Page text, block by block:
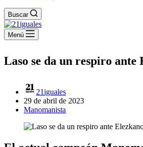
Buscar
Menú
Laso se da un respiro ante
21iguales
29 de abril de 2023
Manomanista